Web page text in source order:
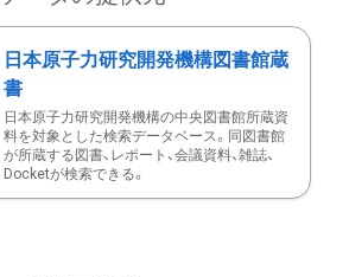
日本原子力研究開発機構図書館蔵
書
日本原子力研究開発機構の中央図書館所蔵資
料を対象とした検索データベース。同図書館
が所蔵する図書、レポート、会議資料、雑誌、
Docketが検索できる。